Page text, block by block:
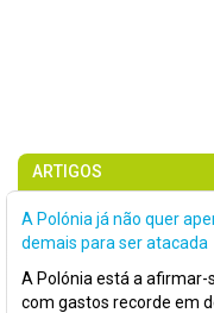
ARTIGOS
A Polónia já não quer
demais para ser atacada
A Polónia está a
com gastos recorde em